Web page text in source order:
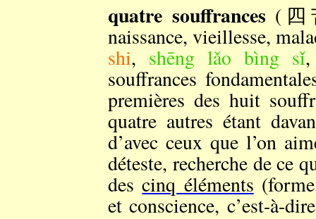
quatre souffrances (
naissance, vieillesse,
shi, shēng lǎo bìng sǐ
souffrances
premières des huit
quatre autres étant
d’avec ceux que l’on
déteste, recherche de ce
descinq éléments
et conscience, c’est-à-